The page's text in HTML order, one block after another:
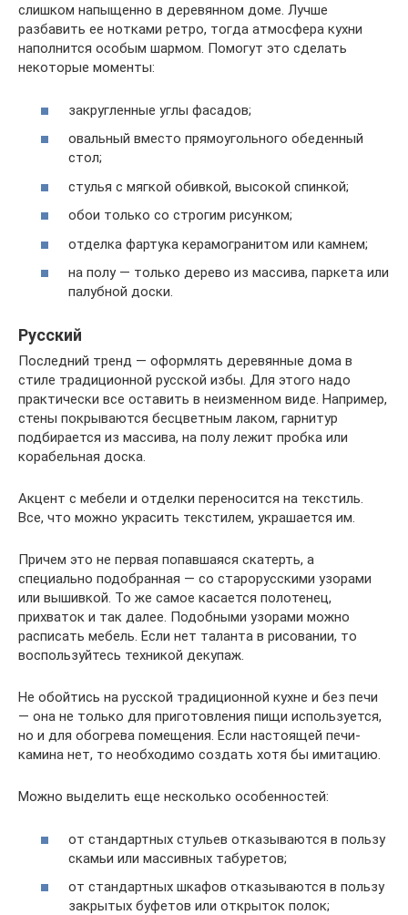
слишком напыщенно в деревянном доме. Лучше
разбавить ее нотками ретро, тогда атмосфера кухни
наполнится особым шармом. Помогут это сделать
некоторые моменты:
закругленные углы фасадов;
овальный вместо прямоугольного обеденный
стол;
стулья с мягкой обивкой, высокой спинкой;
обои только со строгим рисунком;
отделка фартука керамогранитом или камнем;
на полу — только дерево из массива, паркета или
палубной доски.
Русский
Последний тренд — оформлять деревянные дома в
стиле традиционной русской избы. Для этого надо
практически все оставить в неизменном виде. Например,
стены покрываются бесцветным лаком, гарнитур
подбирается из массива, на полу лежит пробка или
корабельная доска.
Акцент с мебели и отделки переносится на текстиль.
Все, что можно украсить текстилем, украшается им.
Причем это не первая попавшаяся скатерть, а
специально подобранная — со старорусскими узорами
или вышивкой. То же самое касается полотенец,
прихваток и так далее. Подобными узорами можно
расписать мебель. Если нет таланта в рисовании, то
воспользуйтесь техникой декупаж.
Не обойтись на русской традиционной кухне и без печи
— она не только для приготовления пищи используется,
но и для обогрева помещения. Если настоящей печи-
камина нет, то необходимо создать хотя бы имитацию.
Можно выделить еще несколько особенностей:
от стандартных стульев отказываются в пользу
скамьи или массивных табуретов;
от стандартных шкафов отказываются в пользу
закрытых буфетов или открыток полок;